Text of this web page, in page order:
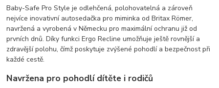
Baby-Safe Pro Style je odlehčená, polohovatelná a zároveň
nejvíce inovativní autosedačka pro miminka od Britax Römer,
navržená a vyrobená v Německu pro maximální ochranu již od
prvních dnů. Díky funkci Ergo Recline umožňuje ještě rovnější a
zdravější polohu, čímž poskytuje zvýšené pohodlí a bezpečnost při
každé cestě.
Navržena pro pohodlí dítěte i rodičů